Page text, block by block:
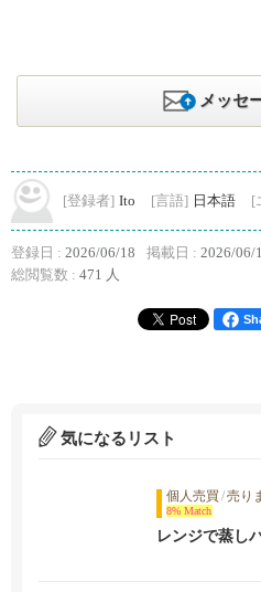
メッセ
[登録者] Ito [言語] 日本語 [
登録日 : 2026/06/18 掲載日 : 2026/06/
総閲覧数 : 471 人
気になるリスト
個人売買 /売り
8% Match
レンジで蒸し